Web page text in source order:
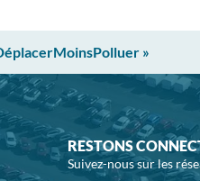
»
RESTONS
Suivez-nous sur les